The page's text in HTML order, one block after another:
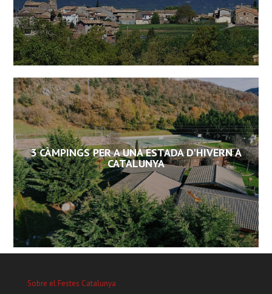
3 CÀMPINGS PER A UNA ESTADA D'HIVERN A
CATALUNYA
Sobre el Festes Catalunya